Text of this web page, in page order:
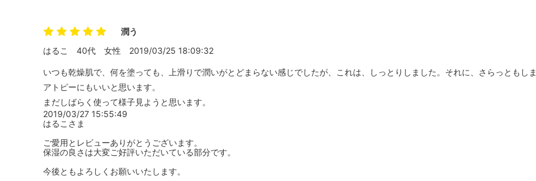
潤う
はるこ
40代 女性 2019/03/25 18:09:32
いつも乾燥肌で、何を塗っても、上滑りで潤いがとどまらない感じでしたが、これは、しっとりしました。それに、さらっともし
アトピーにもいいと思います。
まだしばらく使って様子見ようと思います。
2019/03/27 15:55:49
はるこさま
ご愛用とレビューありがとうございます。
保湿の良さは大変ご好評いただいている部分です。
今後ともよろしくお願いいたします。